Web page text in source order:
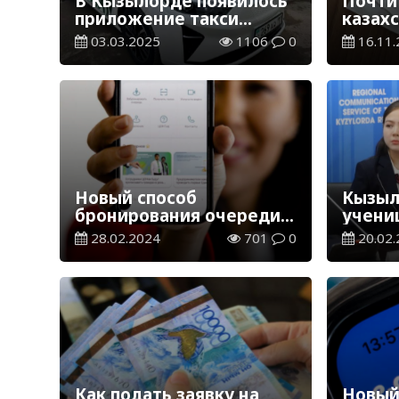
приложение такси
«Aparu»
03.03.2025 1106 0
через
Новый способ
бронирования очереди в
спецЦОН пользуется
популярностью в
Казахстане
28.02.2024 701 0
Как подать заявку на